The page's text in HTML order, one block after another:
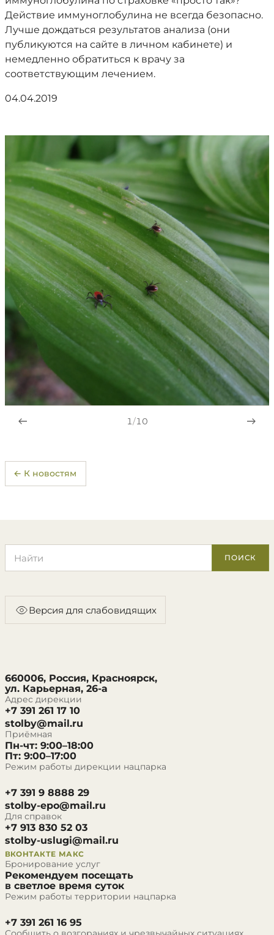
Действие иммуноглобулина не всегда безопасно.
Лучше дождаться результатов анализа (они
публикуются на сайте в личном кабинете) и
немедленно обратиться к врачу за
соответствующим лечением.
04.04.2019
1/10
← К новостям
ПОИСК
Версия для слабовидящих
660006, Россия, Красноярск,
ул. Карьерная, 26-а
Адрес дирекции
+7 391 261 17 10
stolby@mail.ru
Приёмная
Пн-чт: 9:00–18:00
Пт: 9:00–17:00
Режим работы дирекции нацпарка
+7 391 9 8888 29
stolby-epo@mail.ru
Для справок
+7 913 830 52 03
stolby-uslugi@mail.ru
ВКОНТАКТЕ МАКС
Бронирование услуг
Рекомендуем посещать
в светлое время суток
Режим работы территории нацпарка
+7 391 261 16 95